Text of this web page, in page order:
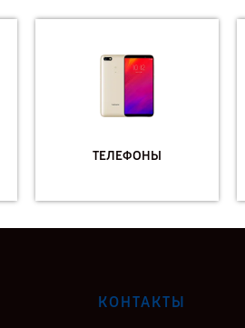
ТЕЛЕФОНЫ
КОНТАКТЫ